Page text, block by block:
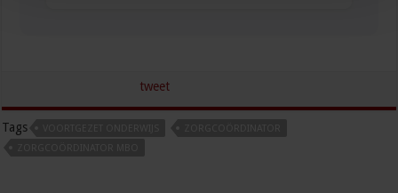
tweet
Tags